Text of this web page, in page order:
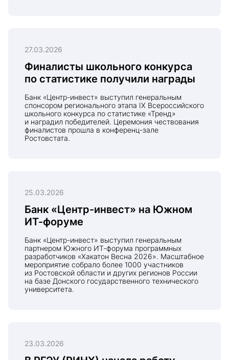
27.03.2026
Финалисты школьного конкурса
по статистике получили награды
Банк «Центр-инвест» выступил генеральным
спонсором регионального этапа IX Всероссийского
школьного конкурса по статистике «Тренд»
и наградил победителей. Церемония чествования
финалистов прошла в конференц-зале
Ростовстата.
25.03.2026
Банк «Центр-инвест» на Южном
ИТ-форуме
Банк «Центр-инвест» выступил генеральным
партнером Южного ИТ-форума программных
разработчиков «Хакатон Весна 2026». Масштабное
мероприятие собрало более 1000 участников
из Ростовской области и других регионов России
на базе Донского государственного технического
университета.
23.03.2026